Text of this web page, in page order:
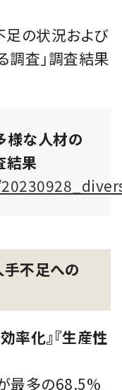
の状況および
調査」調査結果
様な人材の
結果
不足への
率化』『生産性
最多の68.5%